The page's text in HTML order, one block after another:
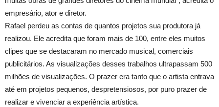
empresário, ator e diretor.
Rafael perdeu as contas de quantos projetos sua produtora já
realizou. Ele acredita que foram mais de 100, entre eles muitos
clipes que se destacaram no mercado musical, comerciais
publicitários. As visualizações desses trabalhos ultrapassam 500
milhões de visualizações. O prazer era tanto que o artista entrava
até em projetos pequenos, despretensiosos, por puro prazer de
realizar e vivenciar a experiência artística.